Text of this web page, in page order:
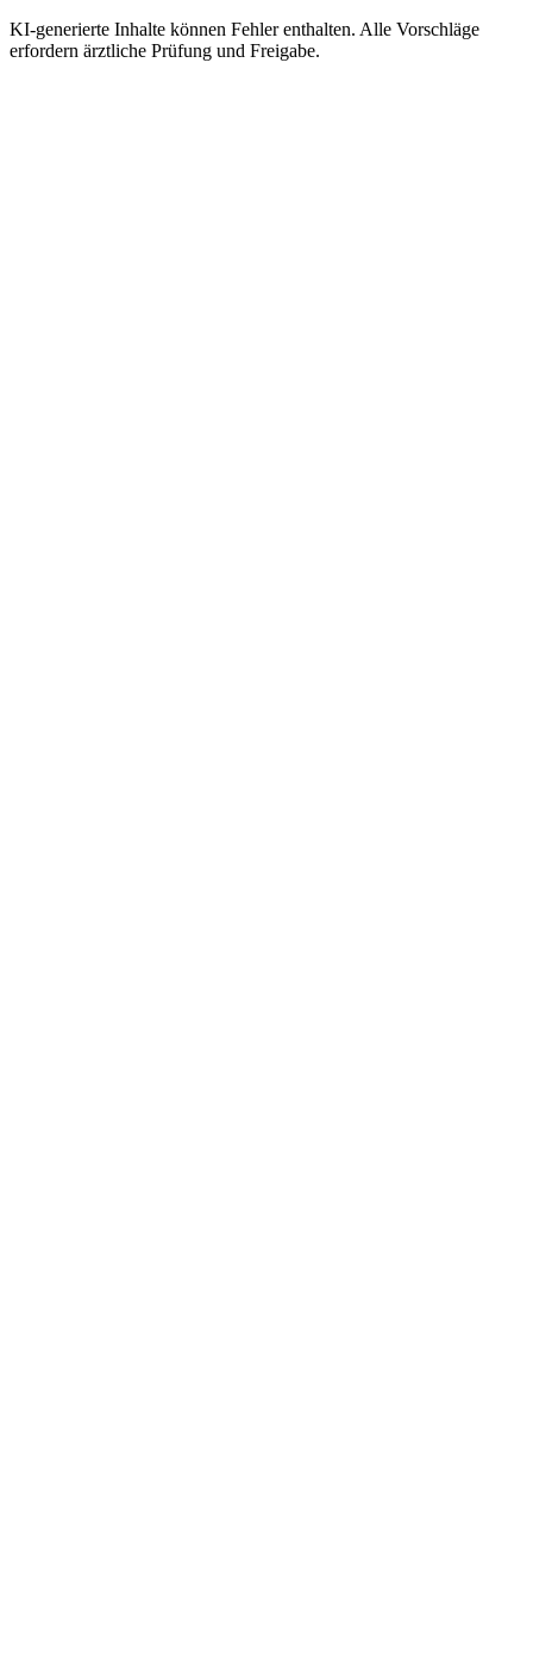
KI-generierte Inhalte können Fehler enthalten. Alle Vorschläge
erfordern ärztliche Prüfung und Freigabe.